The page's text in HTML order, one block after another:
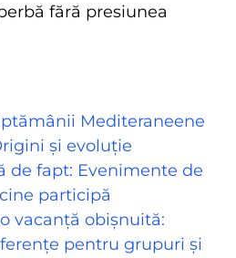
fără presiunea
Mediteraneene
și evoluție
de fapt: Evenimente de
participă
vacanță obișnuită:
pentru grupuri și